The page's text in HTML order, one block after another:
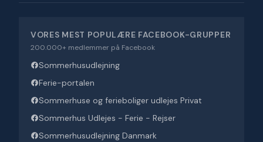
VORES MEST POPULÆRE FACEBOOK-GRUPPER
200.000+ medlemmer på Facebook
Sommerhusudlejning
Ferie-portalen
Sommerhuse og ferieboliger udlejes Privat
Sommerhus Udlejes - Ferie - Rejser
Sommerhusudlejning Danmark